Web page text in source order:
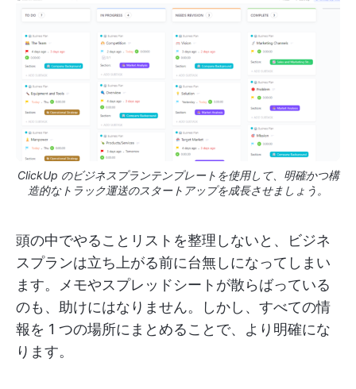
ClickUp のビジネスプランテンプレートを使用して、明確かつ構
造的なトラック運送のスタートアップを成長させましょう。
頭の中でやることリストを整理しないと、ビジネ
スプランは立ち上がる前に台無しになってしまい
ます。メモやスプレッドシートが散らばっている
のも、助けにはなりません。しかし、すべての情
報を 1 つの場所にまとめることで、より明確にな
ります。